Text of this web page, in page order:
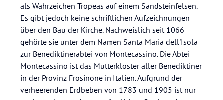
als Wahrzeichen Tropeas auf einem Sandsteinfelsen.
Es gibt jedoch keine schriftlichen Aufzeichnungen
über den Bau der Kirche. Nachweislich seit 1066
gehörte sie unter dem Namen Santa Maria dell'Isola
zur Benediktinerabtei von Montecassino. Die Abtei
Montecassino ist das Mutterkloster aller Benediktiner
in der Provinz Frosinone in Italien. Aufgrund der
verheerenden Erdbeben von 1783 und 1905 ist nur